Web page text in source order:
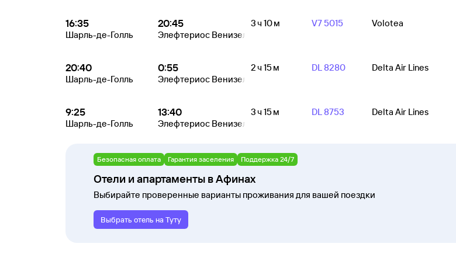
16:35
Шарль-де-Голль
20:45
Элефтериос Венизелос
3 ч 10 м V7 5015 Volotea
20:40
Шарль-де-Голль
0:55
Элефтериос Венизелос
2 ч 15 м DL 8280 Delta Air Lines
9:25
Шарль-де-Голль
13:40
Элефтериос Венизелос
3 ч 15 м DL 8753 Delta Air Lines
Безопасная оплата Гарантия заселения Поддержка 24/7
Отели и апартаменты в Афинах
Выбирайте проверенные варианты проживания для вашей поездки
Выбрать отель на Туту